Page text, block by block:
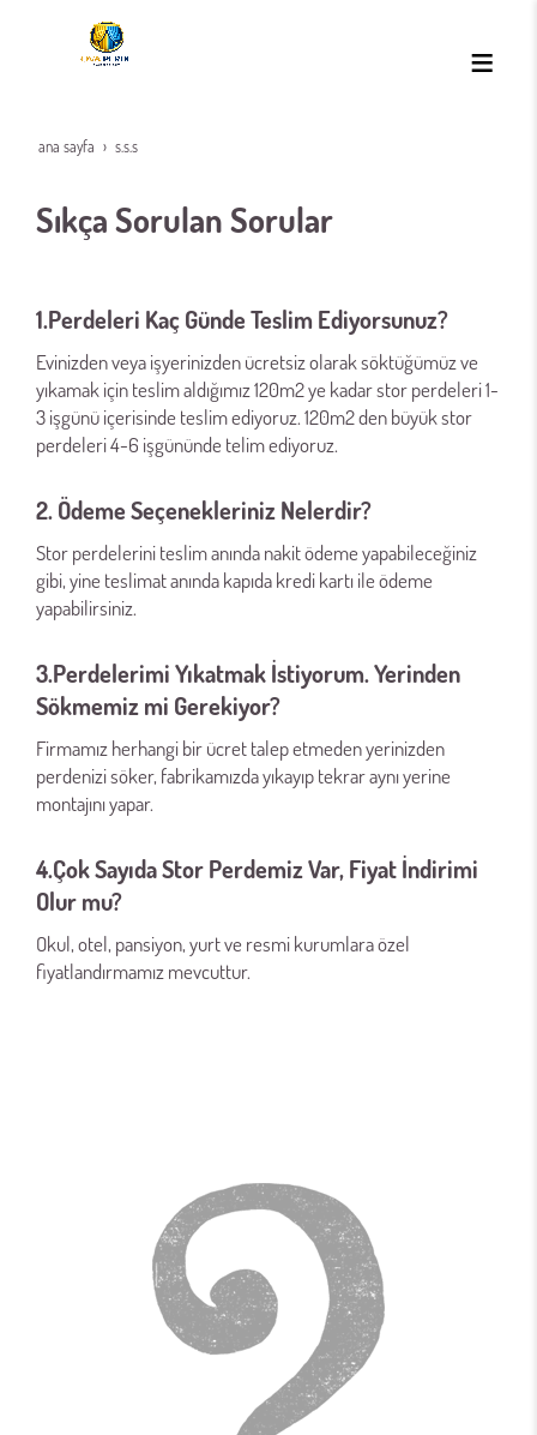
ana sayfa s.s.s
Sıkça Sorulan Sorular
1.Perdeleri Kaç Günde Teslim Ediyorsunuz?
Evinizden veya işyerinizden ücretsiz olarak söktüğümüz ve
yıkamak için teslim aldığımız 120m2 ye kadar stor perdeleri 1-
3 işgünü içerisinde teslim ediyoruz. 120m2 den büyük stor
perdeleri 4-6 işgününde telim ediyoruz.
2. Ödeme Seçenekleriniz Nelerdir?
Stor perdelerini teslim anında nakit ödeme yapabileceğiniz
gibi, yine teslimat anında kapıda kredi kartı ile ödeme
yapabilirsiniz.
3.Perdelerimi Yıkatmak İstiyorum. Yerinden
Sökmemiz mi Gerekiyor?
Firmamız herhangi bir ücret talep etmeden yerinizden
perdenizi söker, fabrikamızda yıkayıp tekrar aynı yerine
montajını yapar.
4.Çok Sayıda Stor Perdemiz Var, Fiyat İndirimi
Olur mu?
Okul, otel, pansiyon, yurt ve resmi kurumlara özel
fiyatlandırmamız mevcuttur.